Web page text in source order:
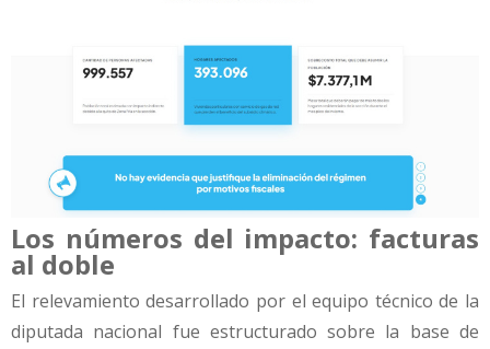
Los números del impacto: facturas
al doble
El relevamiento desarrollado por el equipo técnico de la
diputada nacional fue estructurado sobre la base de